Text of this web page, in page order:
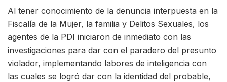
Al tener conocimiento de la denuncia interpuesta en la
Fiscalía de la Mujer, la familia y Delitos Sexuales, los
agentes de la PDI iniciaron de inmediato con las
investigaciones para dar con el paradero del presunto
violador, implementando labores de inteligencia con
las cuales se logró dar con la identidad del probable,